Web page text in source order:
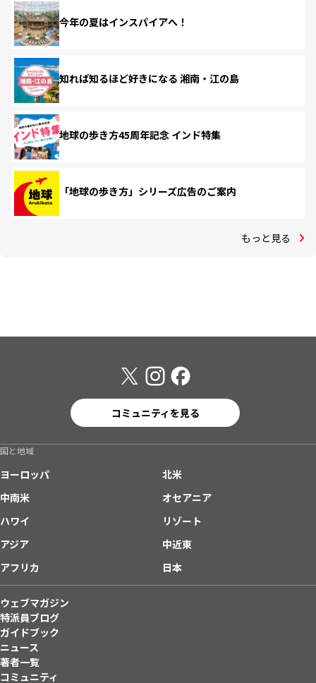
今年の夏はインスパイアへ！
知れば知るほど好きになる 湘南・江の島
地球の歩き方45周年記念 インド特集
「地球の歩き方」シリーズ広告のご案内
もっと見る
コミュニティを見る
国と地域
ヨーロッパ
北米
中南米
オセアニア
ハワイ
リゾート
アジア
中近東
アフリカ
日本
ウェブマガジン
特派員ブログ
ガイドブック
ニュース
著者一覧
コミュニティ